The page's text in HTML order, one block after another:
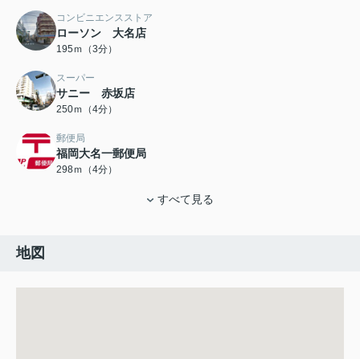
コンビニエンスストア
ローソン 大名店
195ｍ（3分）
スーパー
サニー 赤坂店
250ｍ（4分）
郵便局
福岡大名一郵便局
298ｍ（4分）
すべて見る
地図